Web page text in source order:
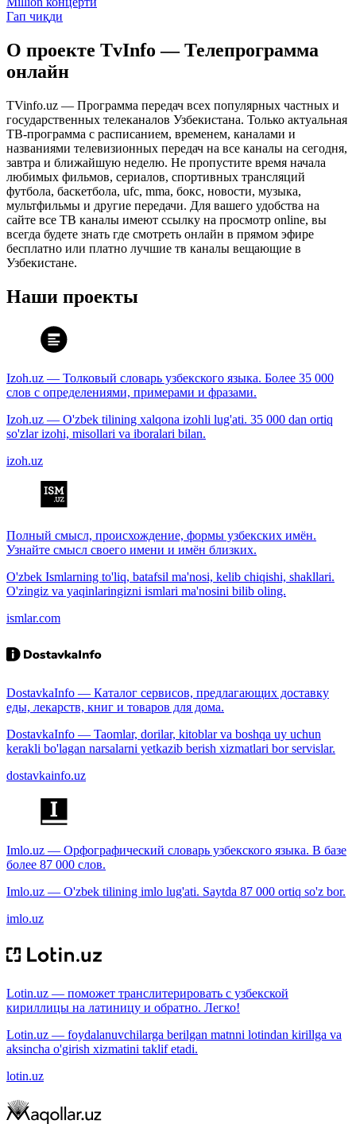
Гап чиқди
О проекте TvInfo — Телепрограмма
онлайн
TVinfo.uz — Программа передач всех популярных частных и
государственных телеканалов Узбекистана. Только актуальная
ТВ-программа с расписанием, временем, каналами и
названиями телевизионных передач на все каналы на сегодня,
завтра и ближайшую неделю. Не пропустите время начала
любимых фильмов, сериалов, спортивных трансляций
футбола, баскетбола, ufc, mma, бокс, новости, музыка,
мультфильмы и другие передачи. Для вашего удобства на
сайте все ТВ каналы имеют ссылку на просмотр online, вы
всегда будете знать где смотреть онлайн в прямом эфире
бесплатно или платно лучшие тв каналы вещающие в
Узбекистане.
Наши проекты
Izoh.uz — Толковый словарь узбекского языка. Более 35 000
слов с определениями, примерами и фразами.
Izoh.uz — O'zbek tilining xalqona izohli lug'ati. 35 000 dan ortiq
so'zlar izohi, misollari va iboralari bilan.
izoh.uz
Полный смысл, происхождение, формы узбекских имён.
Узнайте смысл своего имени и имён близких.
O'zbek Ismlarning to'liq, batafsil ma'nosi, kelib chiqishi, shakllari.
O'zingiz va yaqinlaringizni ismlari ma'nosini bilib oling.
ismlar.com
DostavkaInfo — Каталог сервисов, предлагающих доставку
еды, лекарств, книг и товаров для дома.
DostavkaInfo — Taomlar, dorilar, kitoblar va boshqa uy uchun
kerakli bo'lagan narsalarni yetkazib berish xizmatlari bor servislar.
dostavkainfo.uz
Imlo.uz — Орфографический словарь узбекского языка. В базе
более 87 000 слов.
Imlo.uz — O'zbek tilining imlo lug'ati. Saytda 87 000 ortiq so'z bor.
imlo.uz
Lotin.uz — поможет транслитерировать с узбекской
кириллицы на латиницу и обратно. Легко!
Lotin.uz — foydalanuvchilarga berilgan matnni lotindan kirillga va
aksincha o'girish xizmatini taklif etadi.
lotin.uz